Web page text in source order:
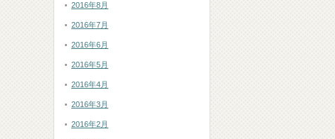
2016年8月
2016年7月
2016年6月
2016年5月
2016年4月
2016年3月
2016年2月